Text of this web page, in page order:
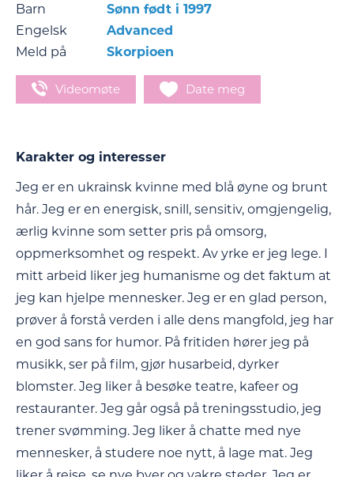
Barn
Sønn født i 1997
Engelsk
Advanced
Meld på
Skorpioen
Videomøte Date meg
Karakter og interesser
Jeg er en ukrainsk kvinne med blå øyne og brunt
hår. Jeg er en energisk, snill, sensitiv, omgjengelig,
ærlig kvinne som setter pris på omsorg,
oppmerksomhet og respekt. Av yrke er jeg lege. I
mitt arbeid liker jeg humanisme og det faktum at
jeg kan hjelpe mennesker. Jeg er en glad person,
prøver å forstå verden i alle dens mangfold, jeg har
en god sans for humor. På fritiden hører jeg på
musikk, ser på film, gjør husarbeid, dyrker
blomster. Jeg liker å besøke teatre, kafeer og
restauranter. Jeg går også på treningsstudio, jeg
trener svømming. Jeg liker å chatte med nye
mennesker, å studere noe nytt, å lage mat. Jeg